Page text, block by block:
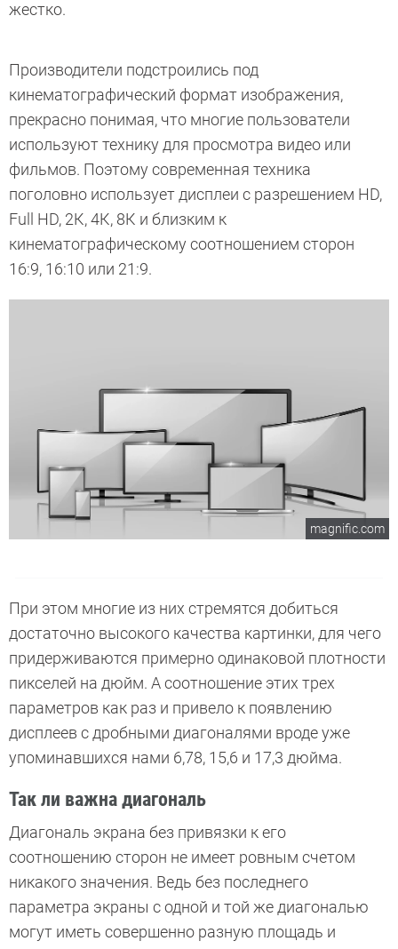
жестко.
Производители подстроились под
кинематографический формат изображения,
прекрасно понимая, что многие пользователи
используют технику для просмотра видео или
фильмов. Поэтому современная техника
поголовно использует дисплеи с разрешением HD,
Full HD, 2К, 4К, 8К и близким к
кинематографическому соотношением сторон
16:9, 16:10 или 21:9.
magnific.com
При этом многие из них стремятся добиться
достаточно высокого качества картинки, для чего
придерживаются примерно одинаковой плотности
пикселей на дюйм. А соотношение этих трех
параметров как раз и привело к появлению
дисплеев с дробными диагоналями вроде уже
упоминавшихся нами 6,78, 15,6 и 17,3 дюйма.
Так ли важна диагональ
Диагональ экрана без привязки к его
соотношению сторон не имеет ровным счетом
никакого значения. Ведь без последнего
параметра экраны с одной и той же диагональю
могут иметь совершенно разную площадь и